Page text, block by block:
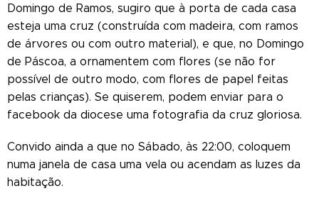
Domingo de Ramos, sugiro que à porta de cada casa
esteja uma cruz (construída com madeira, com ramos
de árvores ou com outro material), e que, no Domingo
de Páscoa, a ornamentem com flores (se não for
possível de outro modo, com flores de papel feitas
pelas crianças). Se quiserem, podem enviar para o
facebook da diocese uma fotografia da cruz gloriosa.
Convido ainda a que no Sábado, às 22:00, coloquem
numa janela de casa uma vela ou acendam as luzes da
habitação.